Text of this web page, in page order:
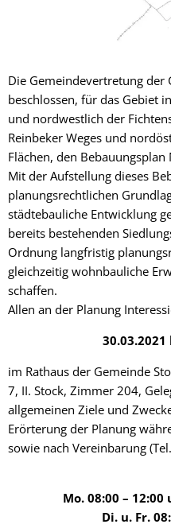
Die Gemeindevertretung der
beschlossen, für das Gebiet
und nordwestlich der
Reinbeker Weges und
Flächen, den
Mit der Aufstellung dieses
planungsrechtlichen
städtebauliche Entwicklung
bereits bestehenden
Ordnung langfristig
gleichzeitig wohnbauliche
schaffen.
Allen an der Planung
30.03.2021
im Rathaus der Gemeinde
7, II. Stock, Zimmer 204,
allgemeinen Ziele und
Erörterung der Planung
sowie nach Vereinbarung
Mo. 08:00 –
Di. u. Fr.